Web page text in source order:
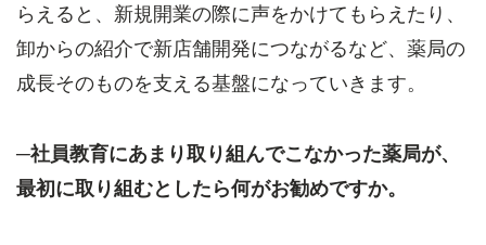
らえると、新規開業の際に声をかけてもらえたり、
卸からの紹介で新店舗開発につながるなど、薬局の
成長そのものを支える基盤になっていきます。
─社員教育にあまり取り組んでこなかった薬局が、
最初に取り組むとしたら何がお勧めですか。